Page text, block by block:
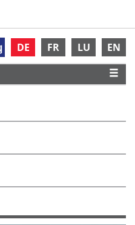
DE FR LU EN